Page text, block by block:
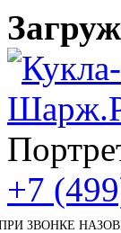
+7
ЗВОНКЕ